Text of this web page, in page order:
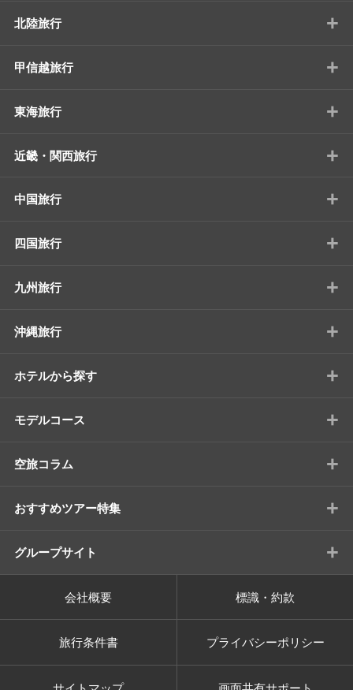
北陸旅行 +
甲信越旅行 +
東海旅行 +
近畿・関西旅行 +
中国旅行 +
四国旅行 +
九州旅行 +
沖縄旅行 +
ホテルから探す +
モデルコース +
空旅コラム +
おすすめツアー特集 +
グループサイト +
会社概要 標識・約款
旅行条件書 プライバシーポリシー